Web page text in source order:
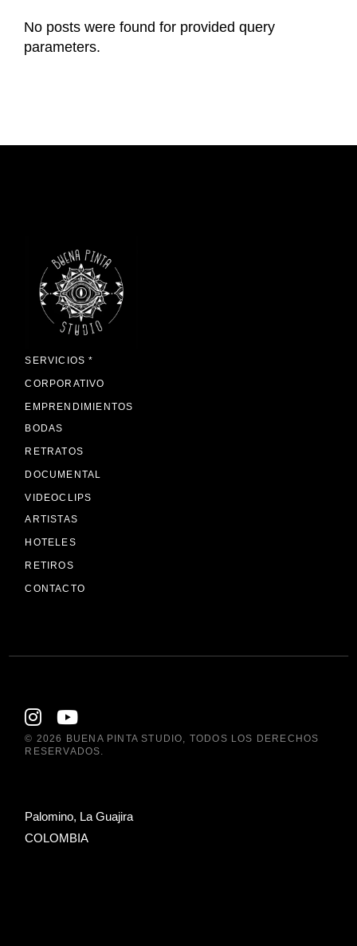
No posts were found for provided query
parameters.
SERVICIOS *
CORPORATIVO
EMPRENDIMIENTOS
BODAS
RETRATOS
DOCUMENTAL
VIDEOCLIPS
ARTISTAS
HOTELES
RETIROS
CONTACTO
© 2026 BUENA PINTA STUDIO, TODOS LOS DERECHOS
RESERVADOS.
Palomino, La Guajira
COLOMBIA